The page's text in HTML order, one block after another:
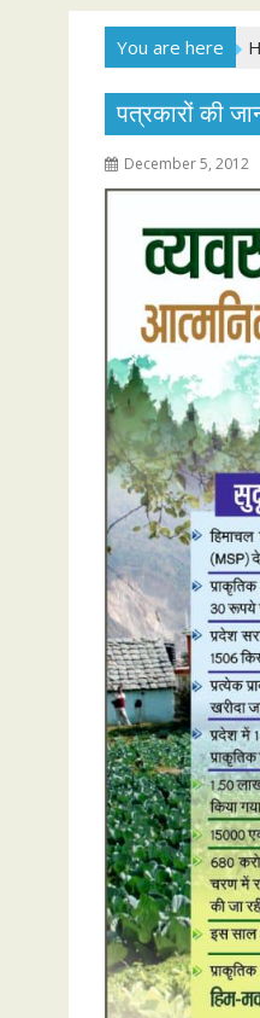
You are here
पत्रकारों की
December 5, 2012